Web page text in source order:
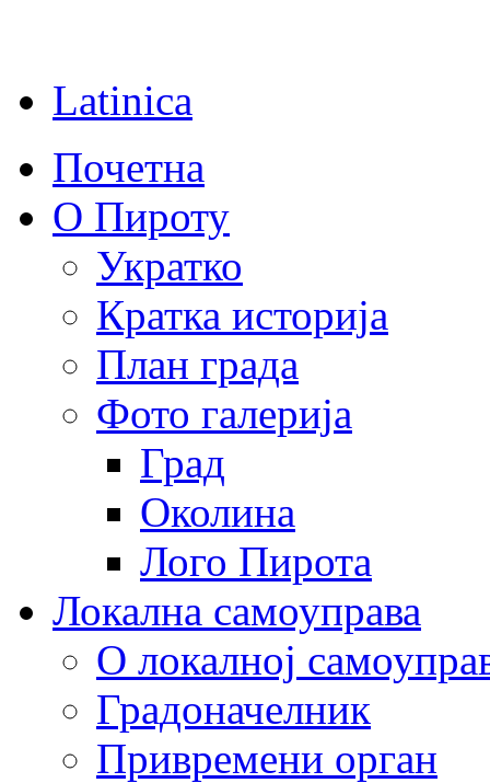
Latinica
Почетна
О Пироту
Укратко
Кратка историја
План града
Фото галерија
Град
Околина
Лого Пирота
Локална самоуправа
О локалној
Градоначелник
Привремени орган